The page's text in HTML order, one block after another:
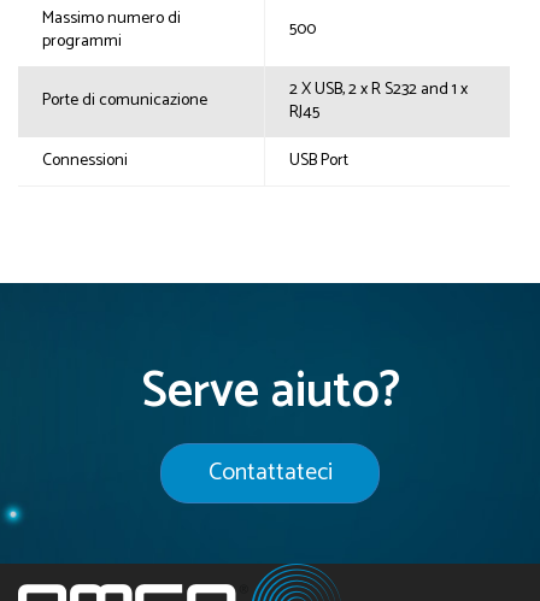
Massimo numero di
programmi
500
Porte di comunicazione
2 X USB, 2 x R S232 and 1 x
RJ45
Connessioni
USB Port
Serve aiuto?
Contattateci